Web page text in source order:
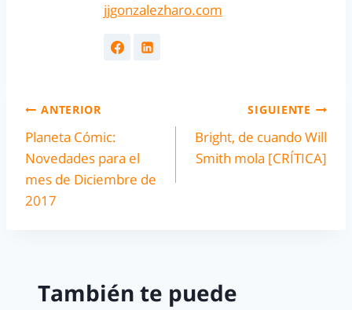
jjgonzalezharo.com
ANTERIOR
Planeta Cómic:
Novedades para el
mes de Diciembre de
2017
SIGUIENTE
Bright, de cuando Will
Smith mola [CRÍTICA]
También te puede